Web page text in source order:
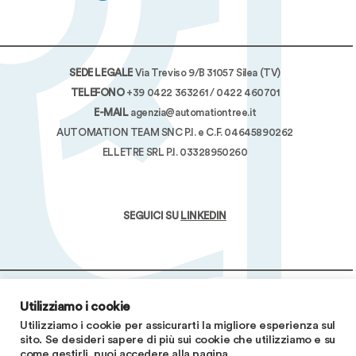
SEDE LEGALE Via Treviso 9/B 31057 Silea (TV)
TELEFONO+39 0422 363261/ 0422 460701
E-MAIL
agenzia@automationtree.it
AUTOMATION TEAM SNC P.I. e C.F. 04645890262
ELLETRE SRL P.I. 03328950260
SEGUICI SU LINKEDIN
Utilizziamo i cookie
Utilizziamo i cookie per assicurarti la migliore esperienza sul
sito. Se desideri sapere di più sui cookie che utilizziamo e su